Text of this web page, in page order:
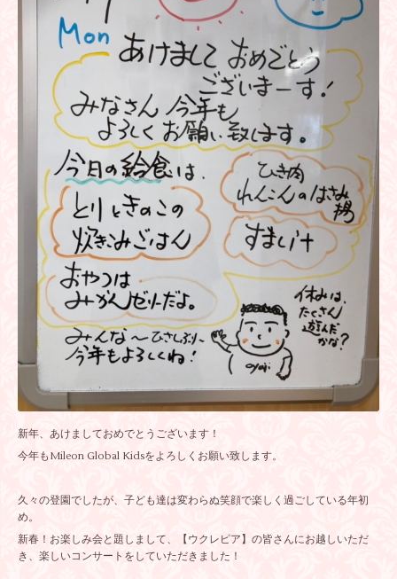
新年、あけましておめでとうございます！
今年もMileon Global Kidsをよろしくお願い致します。
久々の登園でしたが、子ども達は変わらぬ笑顔で楽しく過ごしている年初
め。
新春！お楽しみ会と題しまして、【ウクレピア】の皆さんにお越しいただ
き、楽しいコンサートをしていただきました！